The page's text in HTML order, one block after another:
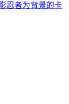
忍者为背景的卡